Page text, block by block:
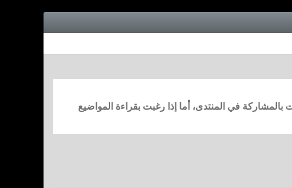
بالمشاركة في المنتدى، أما إذا رغبت بقراءة المواضيع